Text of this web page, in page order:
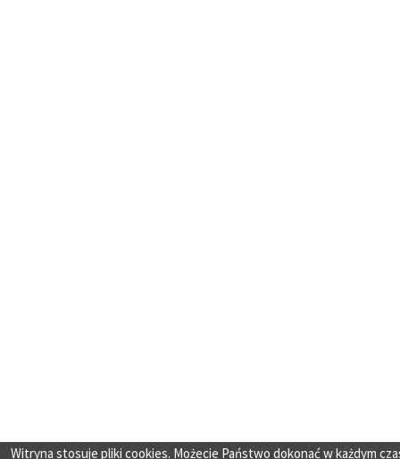
Witryna stosuje pliki cookies. Możecie Państwo dokonać w każdym